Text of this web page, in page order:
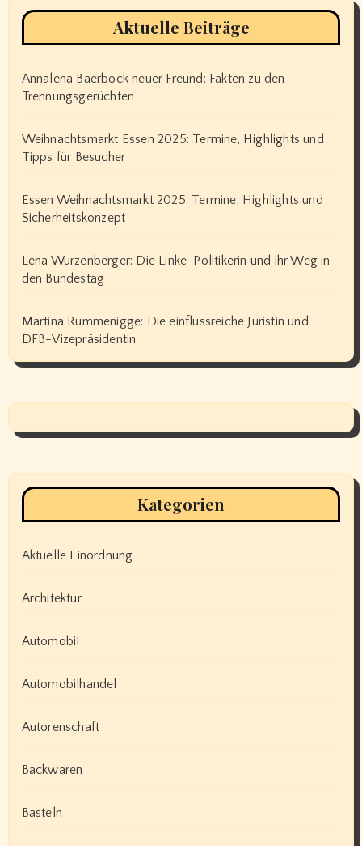
Aktuelle Beiträge
Annalena Baerbock neuer Freund: Fakten zu den
Trennungsgerüchten
Weihnachtsmarkt Essen 2025: Termine, Highlights und
Tipps für Besucher
Essen Weihnachtsmarkt 2025: Termine, Highlights und
Sicherheitskonzept
Lena Wurzenberger: Die Linke-Politikerin und ihr Weg in
den Bundestag
Martina Rummenigge: Die einflussreiche Juristin und
DFB-Vizepräsidentin
Kategorien
Aktuelle Einordnung
Architektur
Automobil
Automobilhandel
Autorenschaft
Backwaren
Basteln